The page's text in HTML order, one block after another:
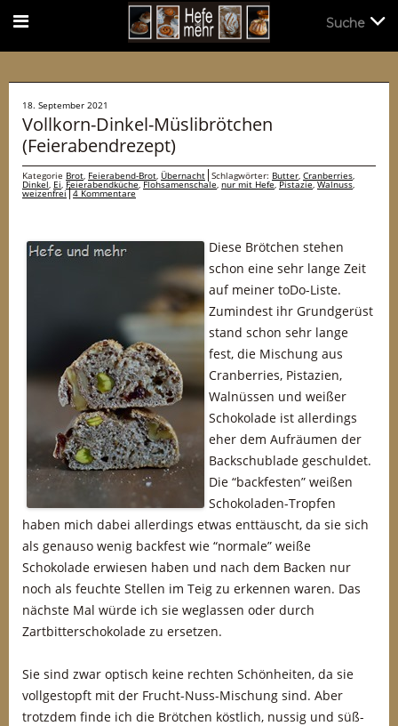
18. September 2021
Vollkorn-Dinkel-Müslibrötchen
(Feierabendrezept)
Kategorie Brot, Feierabend-Brot, Übernacht Schlagwörter: Butter, Cranberries,
Dinkel, Ei, Feierabendküche,Flohsamenschale, nur mit Hefe,Pistazie,Walnuss,
weizenfrei 4 Kommentare
Diese Brötchen stehen
schon eine sehr lange Zeit
auf meiner toDo-Liste.
Zumindest ihr Grundgerüst
stand schon sehr lange
fest, die Mischung aus
Cranberries, Pistazien,
Walnüssen und weißer
Schokolade ist allerdings
eher dem Aufräumen der
Backschublade geschuldet.
Die “backfesten” weißen
Schokoladen-Tropfen
haben mich dabei allerdings etwas enttäuscht, da sie sich
als genauso wenig backfest wie “normale” weiße
Schokolade erwiesen haben und nach dem Backen nur
noch als feuchte Stellen im Teig zu erkennen waren. Das
nächste Mal würde ich sie weglassen oder durch
Zartbitterschokolade zu ersetzen.
Sie sind zwar optisch keine rechten Schönheiten, da sie
vollgestopft mit der Frucht-Nuss-Mischung sind. Aber
trotzdem finde ich die Brötchen köstlich, nussig und süß-
Suche
Suche